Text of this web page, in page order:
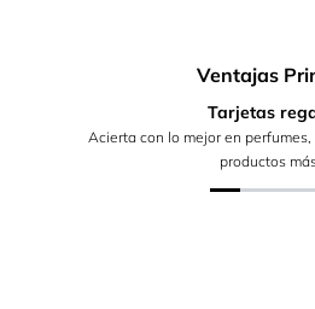
Ventajas
Tarjetas
Acierta con lo mejor en
productos